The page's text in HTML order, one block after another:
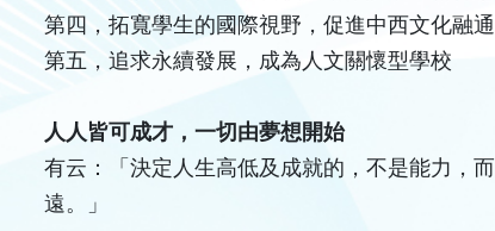
第四，拓寬學生的國際視野，促進中西文化融通
第五，追求永續發展，成為人文關懷型學校
人人皆可成才，一切由夢想開始
有云：「決定人生高低及成就的，不是能力，
遠。」